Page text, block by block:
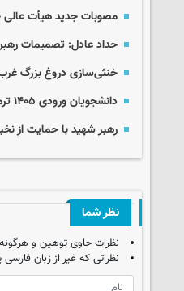
مصوبات جدید هیأت
حداد عادل: تصمیمات
خنثی‌سازی دروغ بزرگ غرب با رمزگشایی ۹ اسفند/
دانشجویان ورودی ۱۴۰۵ ترم اول تحصیل را از دست نخواهند داد
رهبر شهید با حمایت از
نظر شما
نظرات حاوی توهین و
نظراتی که غیر از زبان